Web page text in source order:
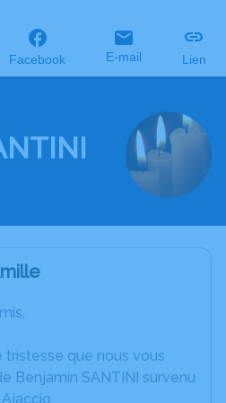
Facebook E-mail Lien
tristesse que nous vous
Benjamin SANTINI survenu